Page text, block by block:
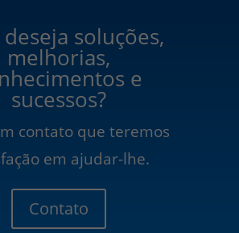
deseja soluções,
melhorias,
e
sucessos?
contato que teremos
em ajudar-lhe.
Contato